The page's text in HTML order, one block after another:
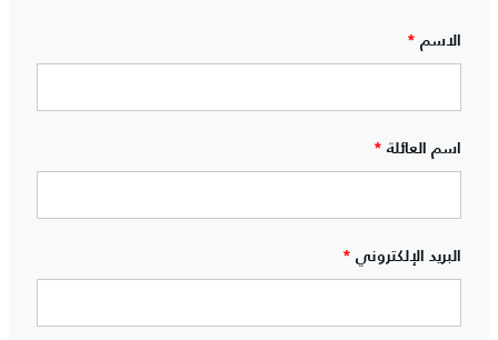
الاسم *
اسم العائلة *
البريد الإلكتروني *